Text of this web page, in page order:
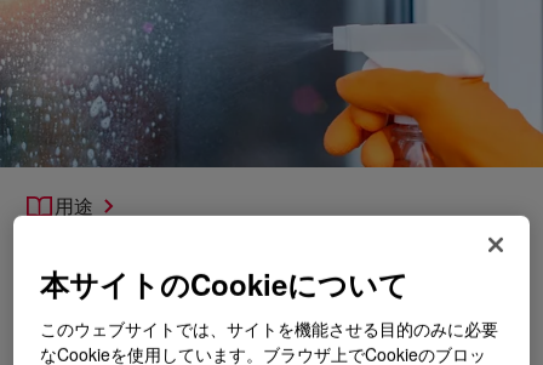
用途
各種サポート
本サイトのCookieについて
このウェブサイトでは、サイトを機能させる目的のみに必要
なCookieを使用しています。ブラウザ上でCookieのブロッ